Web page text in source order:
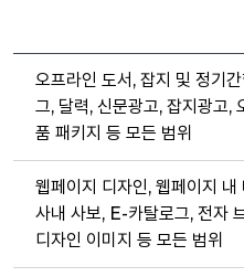
오프라인 도서, 잡지 및 정기
그, 달력, 신문광고, 잡지광고,
품 패키지 등 모든 범위
웹페이지 디자인, 웹페이지 내
사내 사보, E-카탈로그, 전자
디자인 이미지 등 모든 범위